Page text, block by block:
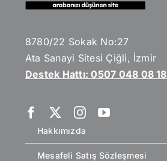
8780/22 Sokak No:27
Ata Sanayi Sitesi Çiğli, İzmir
Destek Hattı: 0507 048 08 18
Hakkımızda
Mesafeli Satış Sözleşmesi